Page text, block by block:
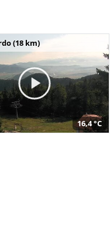
(18 km)
16,4 °C